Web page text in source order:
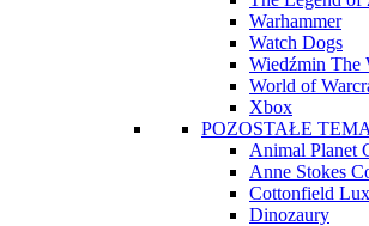
Warhammer
Watch Dogs
Wiedźmin The
World of
Xbox
POZOSTAŁE
Animal Planet
Anne Stokes
Cottonfield
Dinozaury